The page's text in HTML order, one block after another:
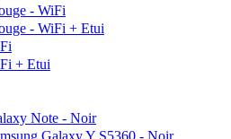
- WiFi
- WiFi + Etui
+ Etui
Note - Noir
Galaxy Y S5360 - Noir